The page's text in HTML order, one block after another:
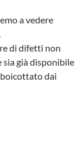
a vedere
di difetti non
sia già disponibile
dai